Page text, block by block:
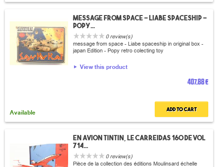
Message from space - Liabe spaceship -
popy...
0 review(s)
message from space - Liabe spaceship in original box -
japan Edition - Popy retro colecting toy
View this product
407,88 €
Available Add to cart
En avion Tintin, Le carreidas 160 de vol
714...
0 review(s)
Pièce de la collection des éditions Moulinsard échelle